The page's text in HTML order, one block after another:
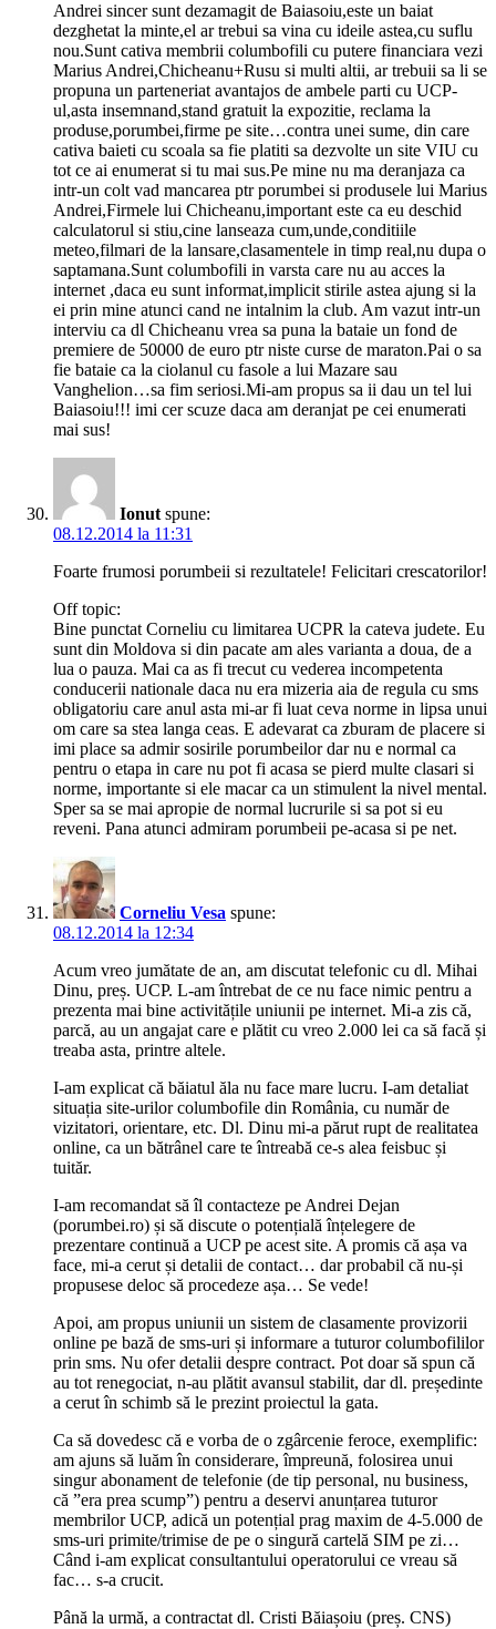
Andrei sincer sunt dezamagit de Baiasoiu,este un baiat
dezghetat la minte,el ar trebui sa vina cu ideile astea,cu suflu
nou.Sunt cativa membrii columbofili cu putere financiara vezi
Marius Andrei,Chicheanu+Rusu si multi altii, ar trebuii sa li se
propuna un parteneriat avantajos de ambele parti cu UCP-
ul,asta insemnand,stand gratuit la expozitie, reclama la
produse,porumbei,firme pe site…contra unei sume, din care
cativa baieti cu scoala sa fie platiti sa dezvolte un site VIU cu
tot ce ai enumerat si tu mai sus.Pe mine nu ma deranjaza ca
intr-un colt vad mancarea ptr porumbei si produsele lui Marius
Andrei,Firmele lui Chicheanu,important este ca eu deschid
calculatorul si stiu,cine lanseaza cum,unde,conditiile
meteo,filmari de la lansare,clasamentele in timp real,nu dupa o
saptamana.Sunt columbofili in varsta care nu au acces la
internet ,daca eu sunt informat,implicit stirile astea ajung si la
ei prin mine atunci cand ne intalnim la club. Am vazut intr-un
interviu ca dl Chicheanu vrea sa puna la bataie un fond de
premiere de 50000 de euro ptr niste curse de maraton.Pai o sa
fie bataie ca la ciolanul cu fasole a lui Mazare sau
Vanghelion…sa fim seriosi.Mi-am propus sa ii dau un tel lui
Baiasoiu!!! imi cer scuze daca am deranjat pe cei enumerati
mai sus!
Ionut spune:
08.12.2014 la 11:31
Foarte frumosi porumbeii si rezultatele! Felicitari crescatorilor!
Off topic:
Bine punctat Corneliu cu limitarea UCPR la cateva judete. Eu
sunt din Moldova si din pacate am ales varianta a doua, de a
lua o pauza. Mai ca as fi trecut cu vederea incompetenta
conducerii nationale daca nu era mizeria aia de regula cu sms
obligatoriu care anul asta mi-ar fi luat ceva norme in lipsa unui
om care sa stea langa ceas. E adevarat ca zburam de placere si
imi place sa admir sosirile porumbeilor dar nu e normal ca
pentru o etapa in care nu pot fi acasa se pierd multe clasari si
norme, importante si ele macar ca un stimulent la nivel mental.
Sper sa se mai apropie de normal lucrurile si sa pot si eu
reveni. Pana atunci admiram porumbeii pe-acasa si pe net.
Corneliu Vesa spune:
08.12.2014 la 12:34
Acum vreo jumătate de an, am discutat telefonic cu dl. Mihai
Dinu, preș. UCP. L-am întrebat de ce nu face nimic pentru a
prezenta mai bine activitățile uniunii pe internet. Mi-a zis că,
parcă, au un angajat care e plătit cu vreo 2.000 lei ca să facă și
treaba asta, printre altele.
I-am explicat că băiatul ăla nu face mare lucru. I-am detaliat
situația site-urilor columbofile din România, cu număr de
vizitatori, orientare, etc. Dl. Dinu mi-a părut rupt de realitatea
online, ca un bătrânel care te întreabă ce-s alea feisbuc și
tuităr.
I-am recomandat să îl contacteze pe Andrei Dejan
(porumbei.ro) și să discute o potențială înțelegere de
prezentare continuă a UCP pe acest site. A promis că așa va
face, mi-a cerut și detalii de contact… dar probabil că nu-și
propusese deloc să procedeze așa… Se vede!
Apoi, am propus uniunii un sistem de clasamente provizorii
online pe bază de sms-uri și informare a tuturor columbofililor
prin sms. Nu ofer detalii despre contract. Pot doar să spun că
au tot renegociat, n-au plătit avansul stabilit, dar dl. președinte
a cerut în schimb să le prezint proiectul la gata.
Ca să dovedesc că e vorba de o zgârcenie feroce, exemplific:
am ajuns să luăm în considerare, împreună, folosirea unui
singur abonament de telefonie (de tip personal, nu business,
că ”era prea scump”) pentru a deservi anunțarea tuturor
membrilor UCP, adică un potențial prag maxim de 4-5.000 de
sms-uri primite/trimise de pe o singură cartelă SIM pe zi…
Când i-am explicat consultantului operatorului ce vreau să
fac… s-a crucit.
Până la urmă, a contractat dl. Cristi Băiașoiu (preș. CNS)